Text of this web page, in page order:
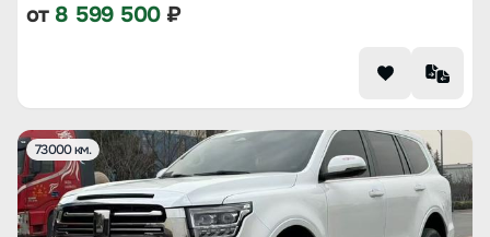
от 8 599 500₽
73000 км.